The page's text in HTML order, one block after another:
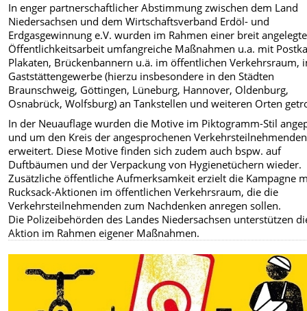
In enger partnerschaftlicher Abstimmung zwischen dem Land
Niedersachsen und dem Wirtschaftsverband Erdöl- und
Erdgasgewinnung e.V. wurden im Rahmen einer breit
Öffentlichkeitsarbeit umfangreiche Maßnahmen u.a. mit
Plakaten, Brückenbannern u.ä. im öffentlichen Verkehrsraum,
Gaststättengewerbe (hierzu insbesondere in den Städten
Braunschweig, Göttingen, Lüneburg, Hannover, Oldenburg,
Osnabrück, Wolfsburg) an Tankstellen und weiteren Orten
In der Neuauflage wurden die Motive im Piktogramm-Stil
und um den Kreis der angesprochenen Verkehrsteilnehmenden
erweitert. Diese Motive finden sich zudem auch bspw. auf
Duftbäumen und der Verpackung von Hygienetüchern wieder.
Zusätzliche öffentliche Aufmerksamkeit erzielt die Kampagne
Rucksack-Aktionen im öffentlichen Verkehrsraum, die die
Verkehrsteilnehmenden zum Nachdenken anregen sollen.
Die Polizeibehörden des Landes Niedersachsen unterstützen
Aktion im Rahmen eigener Maßnahmen.